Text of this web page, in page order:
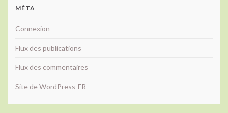
MÉTA
Connexion
Flux des publications
Flux des commentaires
Site de WordPress-FR